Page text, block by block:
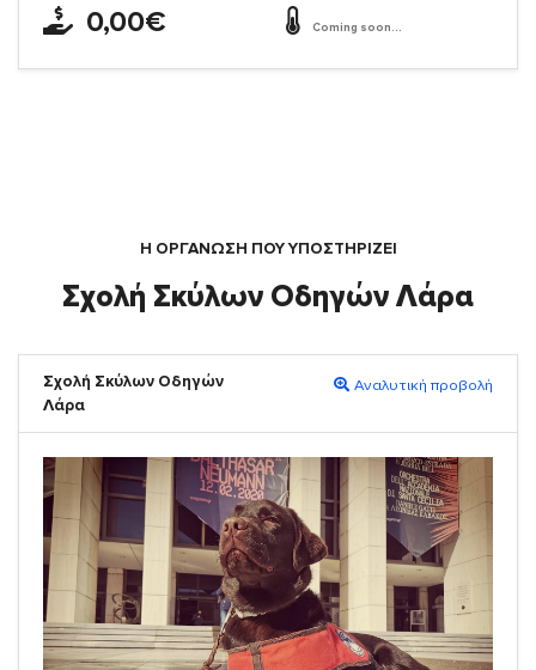
0,00€ Coming soon...
Η ΟΡΓΆΝΩΣΗ ΠΟΥ ΥΠΟΣΤΗΡΙΖΕΙ
Σχολή Σκύλων Οδηγών Λάρα
Σχολή Σκύλων Οδηγών
Λάρα
Αναλυτική προβολή